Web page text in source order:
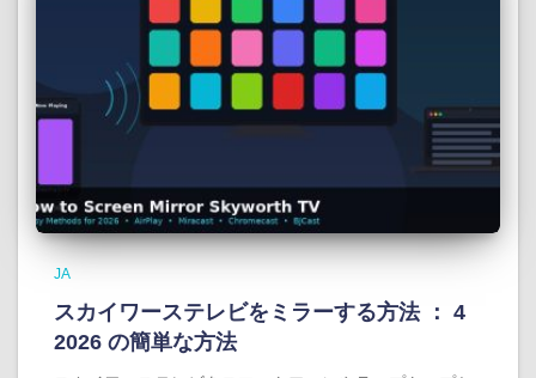
JA
スカイワーステレビをミラーする方法 ： 4
2026 の簡単な方法